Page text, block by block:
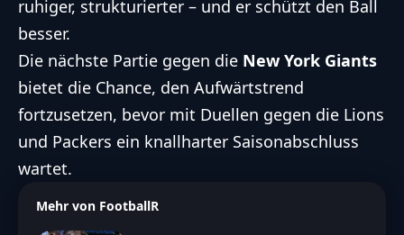
ruhiger, strukturierter – und er schützt den Ball
besser.
Die nächste Partie gegen die New York Giants
bietet die Chance, den Aufwärtstrend
fortzusetzen, bevor mit Duellen gegen die Lions
und Packers ein knallharter Saisonabschluss
wartet.
Mehr von FootballR